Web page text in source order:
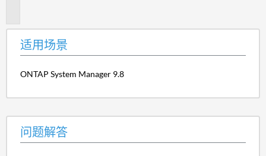
适用场景
ONTAP System Manager 9.8
问题解答